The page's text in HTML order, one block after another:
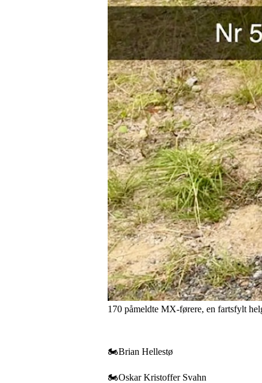
170 påmeldte MX-førere, en fartsfylt
🏍️Brian Hellestø
🏍️Oskar Kristoffer Svahn